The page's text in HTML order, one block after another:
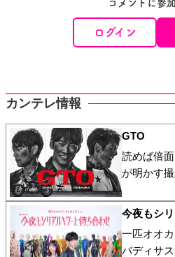
コメントに参
ログイン
カンテレ情報
GTO
読めば倍
が明かす
今夜もシ
一匹オオ
バディサ